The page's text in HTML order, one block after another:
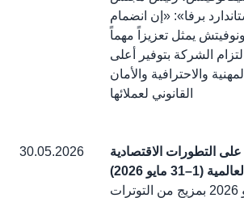
برفا»: «إن انضمام
يمثل تعزيزاً مهماً
الشركة بتوفير أعلى
والاحترافية والأمان
القانوني لعملائها
30.05.2026
التطورات الاقتصادية
العالمية (1–31 مايو 2026)
اتسم شهر مايو 2026 بمزيج من التوترات